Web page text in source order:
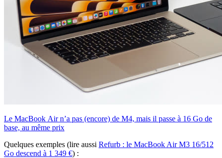
Le MacBook Air n’a pas (encore) de M4, mais il passe à 16 Go de
base, au même prix
Quelques exemples (lire aussi Refurb : le MacBook Air M3 16/512
Go descend à 1 349 €) :